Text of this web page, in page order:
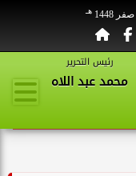
هـ
رئيس التحرير
محمد عبد اللاه